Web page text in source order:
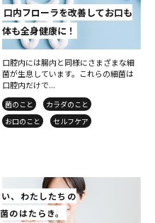
、わたしたちの
のはたらき。
口内フローラを改善してお口も
体も全身健康に！
口腔内には腸内と同様にさまざまな細
菌が生息しています。これらの細菌は
口腔内だけで...
菌のこと
カラダのこと
お口のこと
セルフケア